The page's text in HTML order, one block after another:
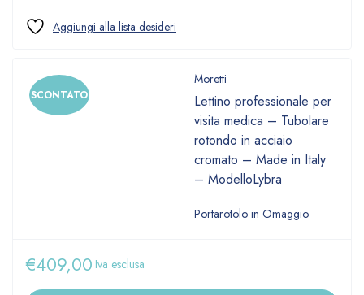
SCONTATO
Moretti
Lettino professionale per
visita medica – Tubolare
rotondo in acciaio
cromato – Made in Italy
– ModelloLybra
Portarotolo in Omaggio
€409,00 Iva esclusa